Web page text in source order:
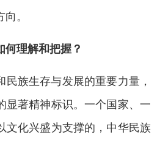
。
何理解和把握？
民族生存与发展的重要力量，
显著精神标识。一个国家、一
文化兴盛为支撑的，中华民族